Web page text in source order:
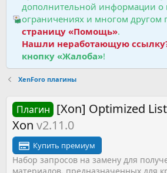
дополнительной информации о
ограничениях и многом другом
страницу «Помощь».
Нашли неработающую
кнопку «Жалоба»!
XenForo плагины
Плагин [Xon] Optimized
Xon v2.11.0
Купить премиум
Набор запросов на замену для